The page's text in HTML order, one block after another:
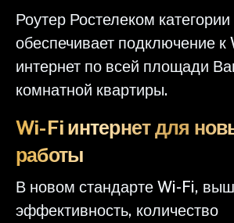
Роутер Ростелеком
обеспечивает подключение к
интернет по всей площади
комнатной квартиры.
Wi-Fi интернет для
работы
В новом стандарте Wi-Fi,
эффективность, количество